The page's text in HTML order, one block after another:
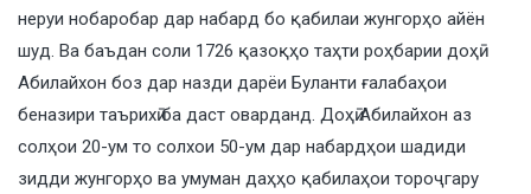
неруи нобаробар дар набард бо қабилаи жунгорҳо айён
шуд. Ва баъдан соли 1726 қазоқҳо таҳти роҳбарии доҳӣ
Абилайхон боз дар назди дарёи Буланти ғалабаҳои
беназири таърихӣ ба даст оварданд. Доҳӣ Абилайхон аз
солҳои 20-ум то солхои 50-ум дар набардҳои шадиди
зидди жунгорҳо ва умуман даҳҳо қабилаҳои тороҷгару